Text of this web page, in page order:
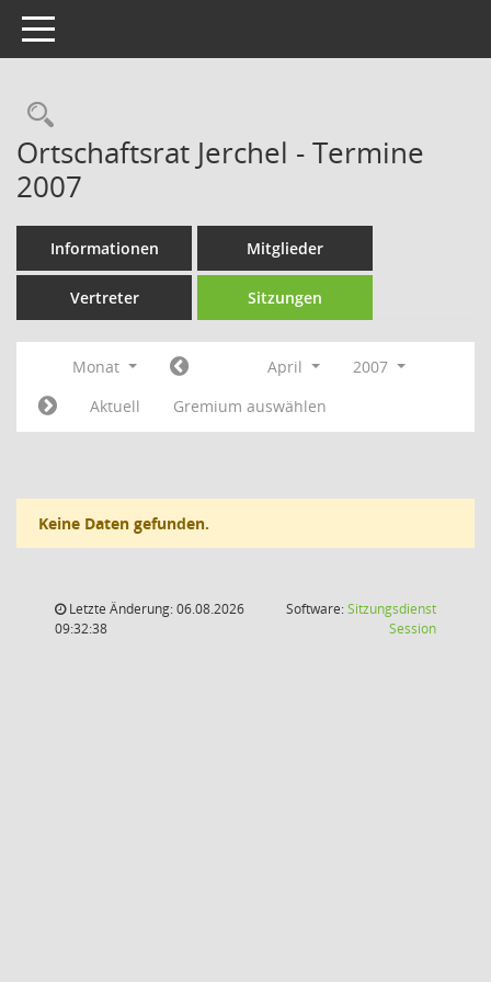
Toggle navigation
Rechercheauswahl
Ortschaftsrat Jerchel - Termine
2007
Informationen Mitglieder
Vertreter Sitzungen
Monat April
2007
Aktuell
Gremium auswählen
Keine Daten gefunden.
Letzte Änderung: 06.08.2026
09:32:38
Software:Sitzungsdienst
Session(Wird in